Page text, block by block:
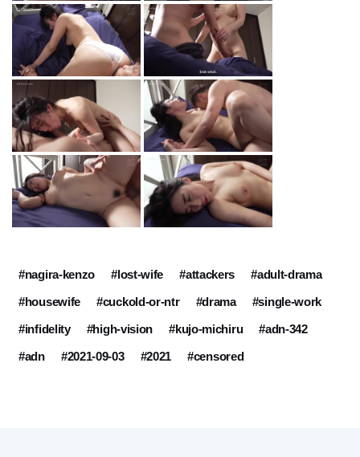
#nagira-kenzo #lost-wife #attackers
#adult-drama
#housewife
#cuckold-or-ntr #drama
#single-work
#infidelity
#high-vision #kujo-michiru
#adn-342
#adn
#2021-09-03 #2021 #censored